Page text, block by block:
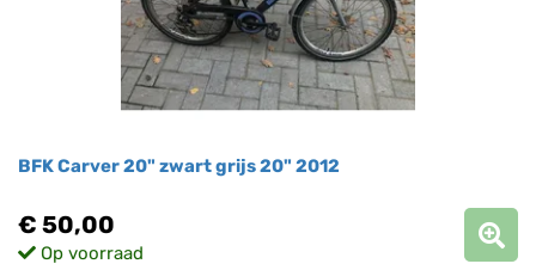
BFK Carver 20" zwart grijs 20" 2012
€ 50,00
Op voorraad